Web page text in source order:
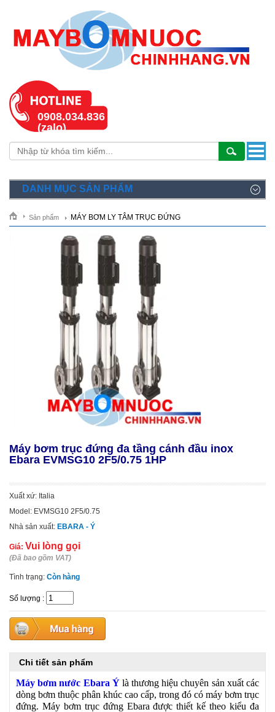
0908.034.836
(zalo)
DANH MỤC SẢN PHẨM
Sản phẩm MÁY BƠM LY TÂM TRỤC ĐỨNG
Máy bơm trục đứng đa tầng cánh đầu inox
Ebara EVMSG10 2F5/0.75 1HP
Xuất xứ: Italia
Model: EVMSG10 2F5/0.75
Nhà sản xuất: EBARA - Ý
Giá: Vui lòng gọi
(Đã bao gồm VAT)
Tình trạng: Còn hàng
Số lượng :
Chi tiết sản phẩm
Máy bơm nước Ebara Ýlà thương hiệu chuyên sản xuất các
dòng bơm thuộc phân khúc cao cấp, trong đó có máy bơm trục
đứng. Máy bơm trục đứng Ebara được thiết kế theo kiểu đa